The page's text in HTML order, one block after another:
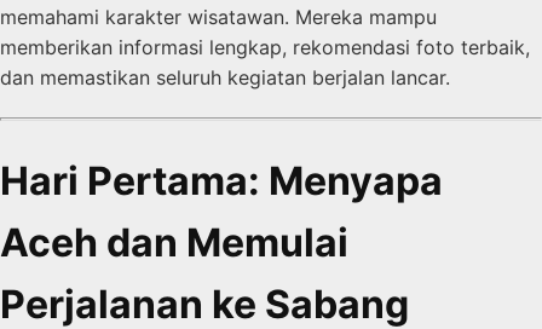
memahami karakter wisatawan. Mereka mampu
memberikan informasi lengkap, rekomendasi foto terbaik,
dan memastikan seluruh kegiatan berjalan lancar.
Hari Pertama: Menyapa
Aceh dan Memulai
Perjalanan ke Sabang